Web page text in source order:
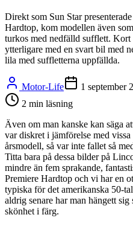
Direkt som Sun Star
Hardtop, kom modellen även
turkos med nedfälld sufflett. Kort
ytterligare med en svart bil med
lila med suffletterna uppfällda.
Motor-Life 1 september
2 min läsning
Även om man kanske kan säga
var diskret i jämförelse med vissa
årsmodell, så var inte fallet så
Titta bara på dessa bilder på
mindre än fem sprakande,
Premiere Hardtop och vi har en
typiska för det amerikanska 50-
aldrig senare har man hängett
skönhet i färg.